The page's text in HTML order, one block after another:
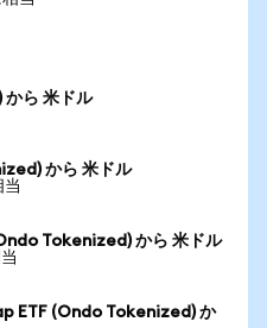
ら 米ドル
から 米ドル
当
Tokenized) から 米ドル
ETF (Ondo Tokenized) か